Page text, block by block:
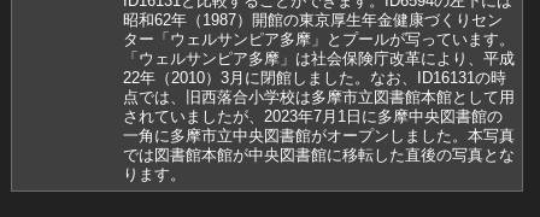
昭和62年（1987）開館の東京厚生年金健康づくりセン
ター「ウェルサンピア多摩」とプールが写っています。
「ウェルサンピア多摩」は社会保険庁改革により、平成
22年（2010）3月に閉館しました。なお、ID16131の時
点では、旧西落合小学校は多摩市立図書館本館として用
されていましたが、2023年7月1日に多摩中央図書館の
一角に多摩市立中央図書館がオープンしました。本写真
では図書館本館が中央図書館に移転した直後の写真とな
ります。